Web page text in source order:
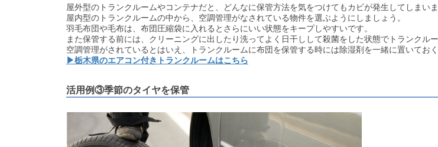
屋外型のトランクルームやコンテナだと、どんなに保管方法を気をつけてもカビが発生してしまい
屋内型のトランクルームの中から、空調管理がなされている物件を選ぶようにしましょう。
羽毛布団や毛布は、布団圧縮袋に入れるとさらにいい状態をキープしやすいです。
また保管する前には、クリーニングに出したり洗ってよく日干しして殺菌をした状態でトランクル
空調管理がされているとはいえ、トランクルームに布団を保管する時には除湿剤を一緒に置いておく
▶栃木県のエアコン付きトランクルームはこちら
活用例③季節のタイヤを保管